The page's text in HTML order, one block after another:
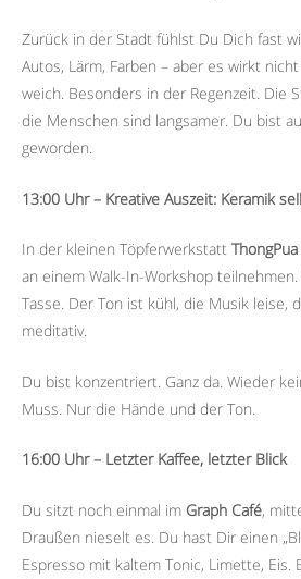
Zurück in der Stadt fühlst Du Dich fast
Autos, Lärm, Farben – aber es wirkt
weich. Besonders in der Regenzeit. Die
die Menschen sind langsamer. Du bist
geworden.
13:00 Uhr – Kreative Auszeit: Keramik
In der kleinen Töpferwerkstatt
an einem Walk-In-Workshop
Tasse. Der Ton ist kühl, die Musik leise,
meditativ.
Du bist konzentriert. Ganz da. Wieder
Muss. Nur die Hände und der Ton.
16:00 Uhr – Letzter Kaffee, letzter Blick
Du sitzt noch einmal im Graph Café,
Draußen nieselt es. Du hast Dir einen
Espresso mit kaltem Tonic, Limette, Eis.